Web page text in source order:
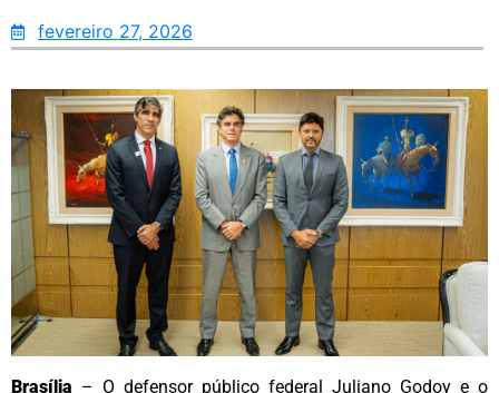
fevereiro 27, 2026
Brasília – O defensor público federal Juliano Godoy e o